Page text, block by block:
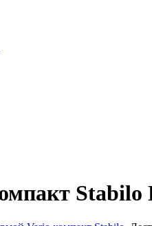
Stabilo